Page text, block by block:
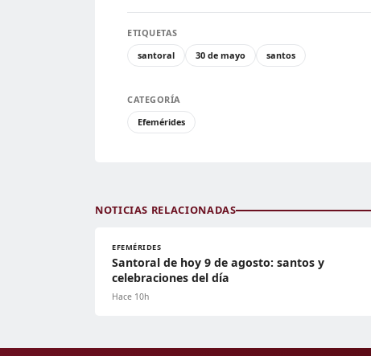
ETIQUETAS
santoral
30 de mayo santos
CATEGORÍA
Efemérides
NOTICIAS RELACIONADAS
EFEMÉRIDES
Santoral de hoy 9 de agosto: santos y
celebraciones del día
Hace 10h